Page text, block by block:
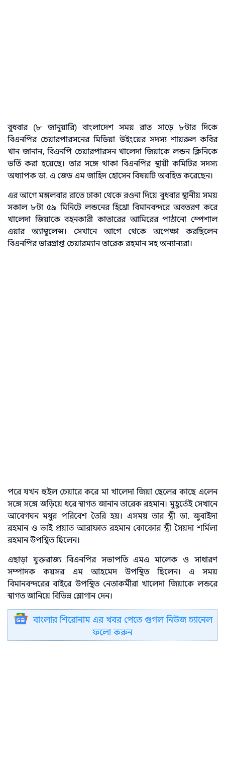
বুধবার (৮ জানুয়ারি) বাংলাদেশ সময় রাত সাড়ে ৮টার দিকে
বিএনপির চেয়ারপারসনের মিডিয়া উইংয়ের সদস্য শায়রুল কবির
খান জানান, বিএনপি চেয়ারপারসন খালেদা জিয়াকে লন্ডন ক্লিনিকে
ভর্তি করা হয়েছে। তার সঙ্গে থাকা বিএনপির স্থায়ী কমিটির সদস্য
অধ্যাপক ডা. এ জেড এম জাহিদ হোসেন বিষয়টি অবহিত করেছেন।
এর আগে মঙ্গলবার রাতে ঢাকা থেকে রওনা দিয়ে বুধবার স্থানীয় সময়
সকাল ৮টা ৫৯ মিনিটে লন্ডনের হিথ্রো বিমানবন্দরে অবতরণ করে
খালেদা জিয়াকে বহনকারী কাতারের আমিরের পাঠানো স্পেশাল
এয়ার অ্যাম্বুলেন্স। সেখানে আগে থেকে অপেক্ষা করছিলেন
বিএনপির ভারপ্রাপ্ত চেয়ারম্যান তারেক রহমান সহ অন্যান্যরা।
পরে যখন হুইল চেয়ারে করে মা খালেদা জিয়া ছেলের কাছে এলেন
সঙ্গে সঙ্গে জড়িয়ে ধরে স্বাগত জানান তারেক রহমান। মুহূর্তেই সেখানে
আবেগঘন মধুর পরিবেশ তৈরি হয়। এসময় তার স্ত্রী ডা. জুবাইদা
রহমান ও ভাই প্রয়াত আরাফাত রহমান কোকোর স্ত্রী সৈয়দা শর্মিলা
রহমান উপস্থিত ছিলেন।
এছাড়া যুক্তরাজ্য বিএনপির সভাপতি এমএ মালেক ও সাধারণ
সম্পাদক কয়সর এম আহমেদ উপস্থিত ছিলেন। এ সময়
বিমানবন্দরের বাইরে উপস্থিত নেতাকর্মীরা খালেদা জিয়াকে লন্ডরে
স্বাগত জানিয়ে বিভিন্ন স্লোগান দেন।
বাংলার শিরোনাম এর খবর পেতে গুগল নিউজ চ্যানেল
ফলো করুন